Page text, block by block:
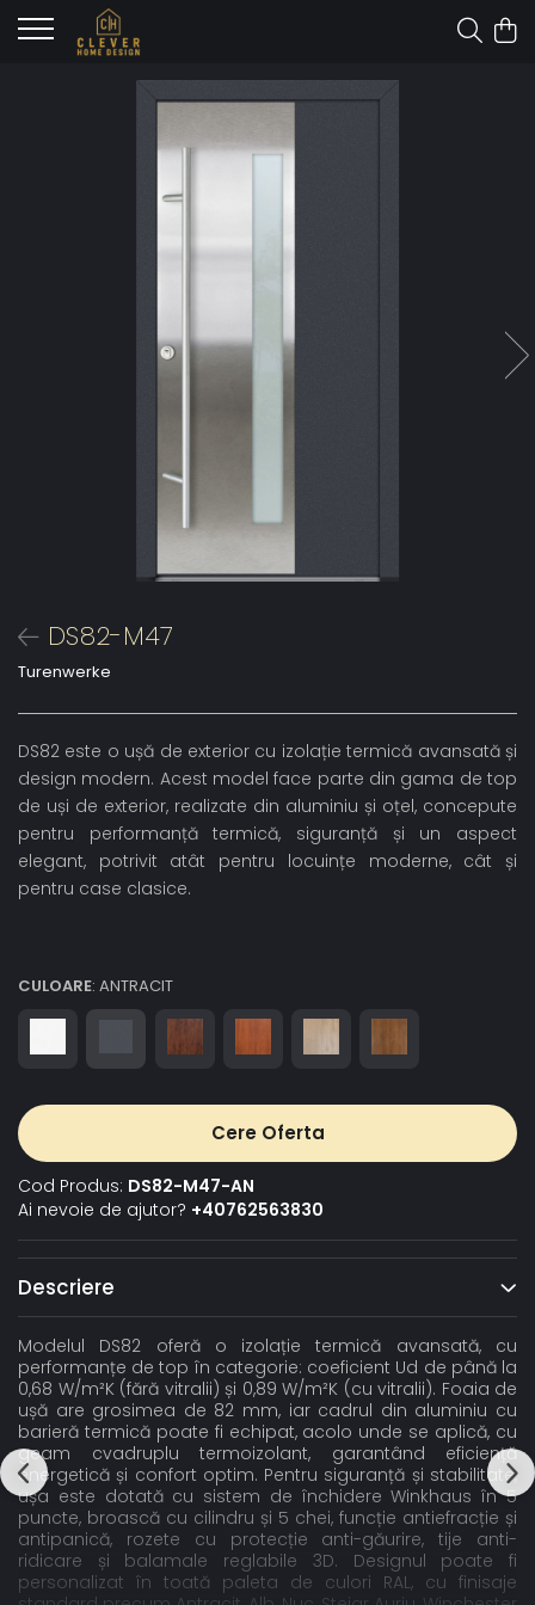
DS82-M47
Turenwerke
DS82 este o ușă de exterior cu izolație termică avansată și
design modern. Acest model face parte din gama de top
de uși de exterior, realizate din aluminiu și oțel, concepute
pentru performanță termică, siguranță și un aspect
elegant, potrivit atât pentru locuințe moderne, cât și
pentru case clasice.
CULOARE: ANTRACIT
Cere Oferta
Cod Produs: DS82-M47-AN
Ai nevoie de ajutor? +40762563830
Descriere
Modelul DS82 oferă o izolație termică avansată, cu
performanțe de top în categorie: coeficient Ud de până la
0,68 W/m²K (fără vitralii) și 0,89 W/m²K (cu vitralii). Foaia de
ușă are grosimea de 82 mm, iar cadrul din aluminiu cu
barieră termică poate fi echipat, acolo unde se aplică, cu
geam cvadruplu termoizolant, garantând eficiență
energetică și confort optim. Pentru siguranță și stabilitate,
ușa este dotată cu sistem de închidere Winkhaus în 5
puncte, broască cu cilindru și 5 chei, funcție antiefracție și
antipanică, rozete cu protecție anti-găurire, tije anti-
ridicare și balamale reglabile 3D. Designul poate fi
personalizat în toată paleta de culori RAL, cu finisaje